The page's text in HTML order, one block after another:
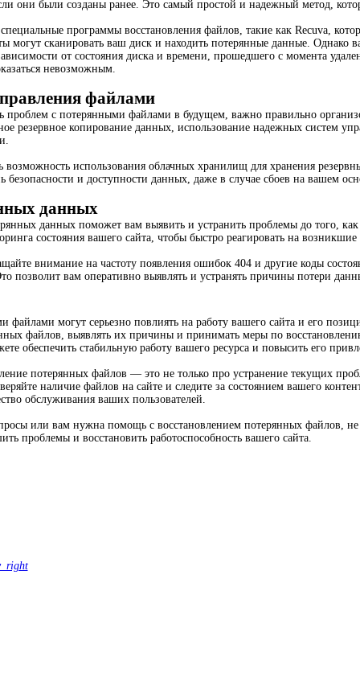
они были созданы ранее. Это самый простой и надежный метод,
программы восстановления файлов, такие как Recuva,
могут сканировать ваш диск и находить потерянные данные. Однако
от состояния диска и времени, прошедшего с момента
невозможным.
файлами
проблем с потерянными файлами в будущем, важно правильно
резервное копирование данных, использование надежных систем
возможность использования облачных хранилищ для хранения
безопасности и доступности данных, даже в случае сбоев на вашем
данных
данных поможет вам выявить и устранить проблемы до того,
состояния вашего сайта, чтобы быстро реагировать на
внимание на частоту появления ошибок 404 и другие коды
позволит вам оперативно выявлять и устранять причины потери
файлами могут серьезно повлиять на работу вашего сайта и его
файлов, выявлять их причины и принимать меры по
обеспечить стабильную работу вашего ресурса и повысить его
потерянных файлов — это не только про устранение текущих
наличие файлов на сайте и следите за состоянием вашего
обслуживания ваших пользователей.
или вам нужна помощь с восстановлением потерянных файлов, не
проблемы и восстановить работоспособность вашего сайта.